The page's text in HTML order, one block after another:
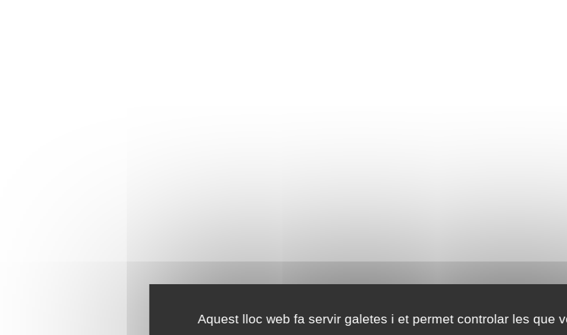
Aquest lloc web fa servir galetes i et permet controlar les que